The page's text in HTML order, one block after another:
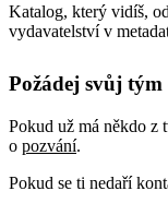
Katalog, který vidíš,
vydavatelství v
Požádej svůj
Pokud už má někdo z
o pozvání.
Pokud se ti nedaří